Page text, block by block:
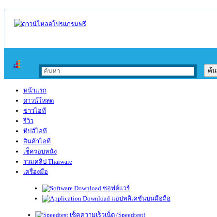
หน้าแรก
ดาวน์โหลด
ข่าวไอที
รีวิว
ทิปส์ไอที
สินค้าไอที
เช็ครอบหนัง
รวมคลิป Thaiware
เครื่องมือ
ซอฟต์แวร์
แอปพลิเคชันบนมือถือ
เช็คความเร็วเน็ต (Speedtest)